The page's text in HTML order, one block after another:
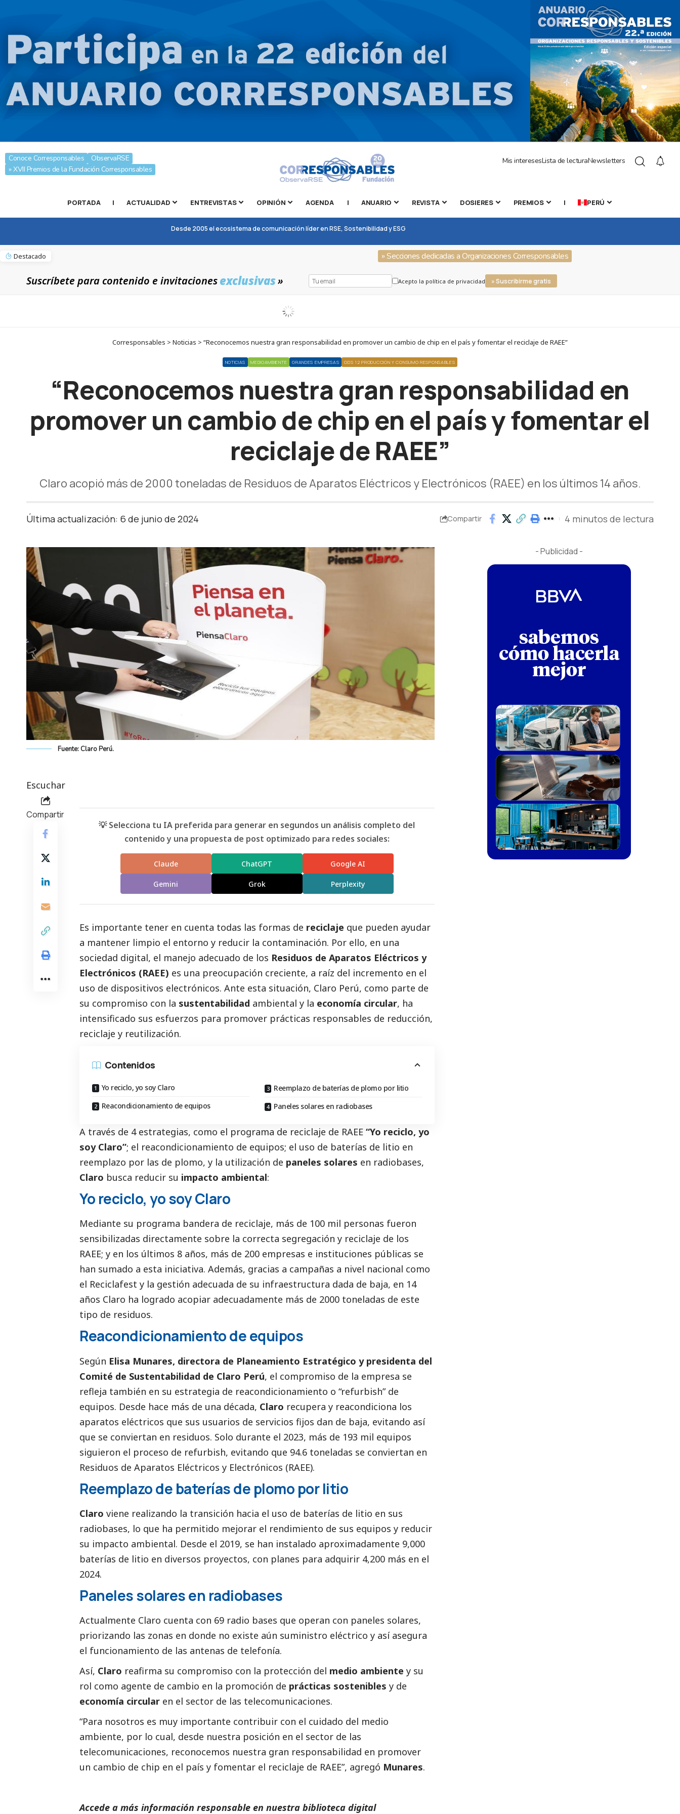
Conoce Corresponsables
ObservaRSE
» XVII Premios de la Fundación Corresponsables
Mis interesesLista de lecturaNewsletters
PORTADA | ACTUALIDAD ENTREVISTAS OPINIÓN AGENDA | ANUARIO REVISTA DOSIERES PREMIOS | PERÚ
Desde 2005 el ecosistema de comunicación líder en RSE, Sostenibilidad y ESG
Destacado » Secciones dedicadas a Organizaciones Corresponsables
Suscríbete para contenido e invitacionesexclusivas» Acepto la política de privacidad » Suscribirme gratis
Corresponsables > Noticias > “Reconocemos nuestra gran responsabilidad en promover un cambio de chip en el país y fomentar el reciclaje de RAEE”
NOTICIAS MEDIOAMBIENTE GRANDES EMPRESAS ODS 12 PRODUCCIÓN Y CONSUMO RESPONSABLES
“Reconocemos nuestra gran responsabilidad en
promover un cambio de chip en el país y fomentar el
reciclaje de RAEE”
Claro acopió más de 2000 toneladas de Residuos de Aparatos Eléctricos y Electrónicos (RAEE) en los últimos 14 años.
Última actualización: 6 de junio de 2024 Compartir 4 minutos de lectura
Fuente: Claro Perú.
Escuchar
Compartir
💡 Selecciona tu IA preferida para generar en segundos un análisis completo del
contenido y una propuesta de post optimizado para redes sociales:
Claude ChatGPT Google AI
Gemini Grok Perplexity
Es importante tener en cuenta todas las formas de reciclaje que pueden ayudar
a mantener limpio el entorno y reducir la contaminación. Por ello, en una
sociedad digital, el manejo adecuado de los Residuos de Aparatos Eléctricos y
Electrónicos (RAEE) es una preocupación creciente, a raíz del incremento en el
uso de dispositivos electrónicos. Ante esta situación, Claro Perú, como parte de
su compromiso con la sustentabilidad ambiental y la economía circular, ha
intensificado sus esfuerzos para promover prácticas responsables de reducción,
reciclaje y reutilización.
Contenidos
Yo reciclo, yo soy Claro
Reacondicionamiento de equipos
Reemplazo de baterías de plomo por litio
Paneles solares en radiobases
A través de 4 estrategias, como el programa de reciclaje de RAEE “Yo reciclo, yo
soy Claro”; el reacondicionamiento de equipos; el uso de baterías de litio en
reemplazo por las de plomo, y la utilización de paneles solares en radiobases,
Claro busca reducir su impacto ambiental:
Yo reciclo, yo soy Claro
Mediante su programa bandera de reciclaje, más de 100 mil personas fueron
sensibilizadas directamente sobre la correcta segregación y reciclaje de los
RAEE; y en los últimos 8 años, más de 200 empresas e instituciones públicas se
han sumado a esta iniciativa. Además, gracias a campañas a nivel nacional como
el Reciclafest y la gestión adecuada de su infraestructura dada de baja, en 14
años Claro ha logrado acopiar adecuadamente más de 2000 toneladas de este
tipo de residuos.
Reacondicionamiento de equipos
Según Elisa Munares, directora de Planeamiento Estratégico y presidenta del
Comité de Sustentabilidad de Claro Perú, el compromiso de la empresa se
refleja también en su estrategia de reacondicionamiento o “refurbish” de
equipos. Desde hace más de una década, Claro recupera y reacondiciona los
aparatos eléctricos que sus usuarios de servicios fijos dan de baja, evitando así
que se conviertan en residuos. Solo durante el 2023, más de 193 mil equipos
siguieron el proceso de refurbish, evitando que 94.6 toneladas se conviertan en
Residuos de Aparatos Eléctricos y Electrónicos (RAEE).
Reemplazo de baterías de plomo por litio
Claro viene realizando la transición hacia el uso de baterías de litio en sus
radiobases, lo que ha permitido mejorar el rendimiento de sus equipos y reducir
su impacto ambiental. Desde el 2019, se han instalado aproximadamente 9,000
baterías de litio en diversos proyectos, con planes para adquirir 4,200 más en el
2024.
Paneles solares en radiobases
Actualmente Claro cuenta con 69 radio bases que operan con paneles solares,
priorizando las zonas en donde no existe aún suministro eléctrico y así asegura
el funcionamiento de las antenas de telefonía.
Así, Claro reafirma su compromiso con la protección del medio ambiente y su
rol como agente de cambio en la promoción de prácticas sostenibles y de
economía circular en el sector de las telecomunicaciones.
“Para nosotros es muy importante contribuir con el cuidado del medio
ambiente, por lo cual, desde nuestra posición en el sector de las
telecomunicaciones, reconocemos nuestra gran responsabilidad en promover
un cambio de chip en el país y fomentar el reciclaje de RAEE”, agregó Munares.
Accede a más información responsable en nuestra biblioteca digital
- Publicidad -